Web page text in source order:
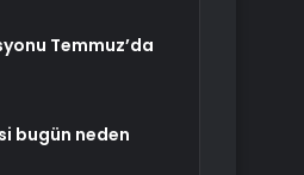
Temmuz’da
bugün neden